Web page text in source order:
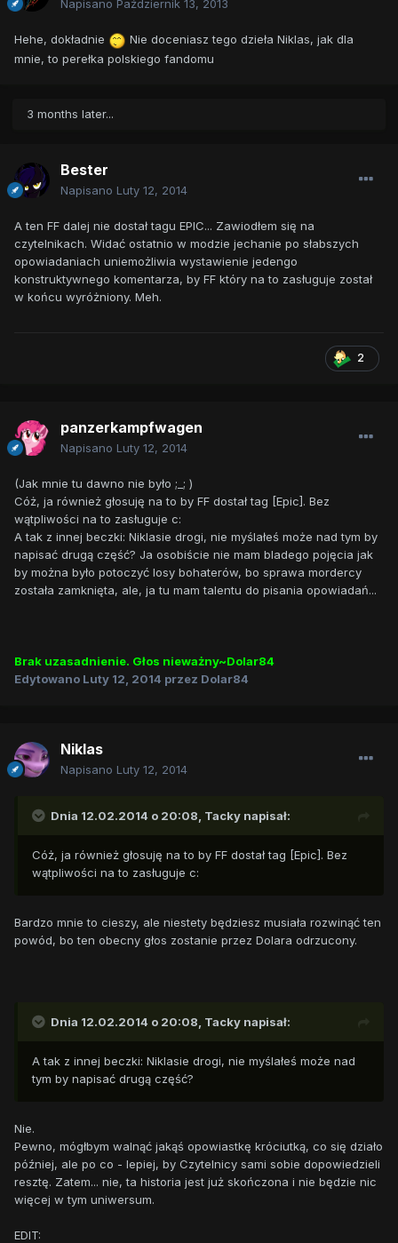
Napisano Październik 13, 2013
Hehe, dokładnie
Nie doceniasz tego dzieła Niklas, jak dla
mnie, to perełka polskiego fandomu
3 months later...
Bester
Napisano Luty 12, 2014
A ten FF dalej nie dostał tagu EPIC... Zawiodłem się na
czytelnikach. Widać ostatnio w modzie jechanie po słabszych
opowiadaniach uniemożliwia wystawienie jedengo
konstruktywnego komentarza, by FF który na to zasługuje został
w końcu wyróżniony. Meh.
2
panzerkampfwagen
Napisano Luty 12, 2014
(Jak mnie tu dawno nie było ;_; )
Cóż, ja również głosuję na to by FF dostał tag [Epic]. Bez
wątpliwości na to zasługuje c:
A tak z innej beczki: Niklasie drogi, nie myślałeś może nad tym by
napisać drugą część? Ja osobiście nie mam bladego pojęcia jak
by można było potoczyć losy bohaterów, bo sprawa mordercy
została zamknięta, ale, ja tu mam talentu do pisania opowiadań...
Brak uzasadnienie. Głos nieważny~Dolar84
Edytowano Luty 12, 2014 przez Dolar84
Niklas
Napisano Luty 12, 2014
Dnia 12.02.2014 o 20:08, Tacky napisał:
Cóż, ja również głosuję na to by FF dostał tag [Epic]. Bez
wątpliwości na to zasługuje c:
Bardzo mnie to cieszy, ale niestety będziesz musiała rozwinąć ten
powód, bo ten obecny głos zostanie przez Dolara odrzucony.
Dnia 12.02.2014 o 20:08, Tacky napisał:
A tak z innej beczki: Niklasie drogi, nie myślałeś może nad
tym by napisać drugą część?
Nie.
Pewno, mógłbym walnąć jakąś opowiastkę króciutką, co się działo
później, ale po co - lepiej, by Czytelnicy sami sobie dopowiedzieli
resztę. Zatem... nie, ta historia jest już skończona i nie będzie nic
więcej w tym uniwersum.
EDIT: